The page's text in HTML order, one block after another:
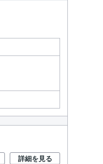
詳細を見る